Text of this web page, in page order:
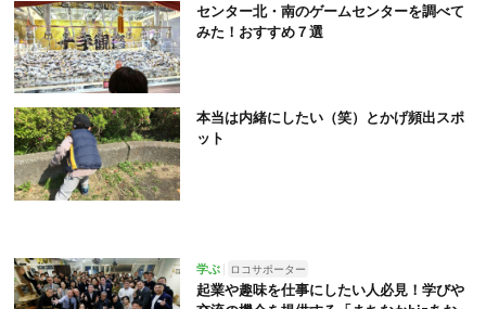
センター北・南のゲームセンターを調べて
みた！おすすめ７選
本当は内緒にしたい（笑）とかげ頻出スポ
ット
学ぶ ロコサポーター
起業や趣味を仕事にしたい人必見！学びや